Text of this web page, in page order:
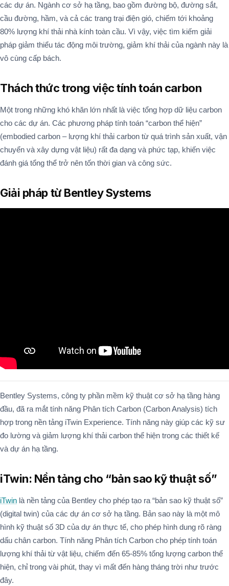
các dự án. Ngành cơ sở hạ tầng, bao gồm đường bộ, đường sắt,
cầu đường, hầm, và cả các trang trại điện gió, chiếm tới khoảng
80% lượng khí thải nhà kính toàn cầu. Vì vậy, việc tìm kiếm giải
pháp giảm thiểu tác động môi trường, giảm khí thải của ngành này là
vô cùng cấp bách.
Thách thức trong việc tính toán carbon
Một trong những khó khăn lớn nhất là việc tổng hợp dữ liệu carbon
cho các dự án. Các phương pháp tính toán “carbon thể hiện”
(embodied carbon – lượng khí thải carbon từ quá trình sản xuất, vận
chuyển và xây dựng vật liệu) rất đa dạng và phức tạp, khiến việc
đánh giá tổng thể trở nên tốn thời gian và công sức.
Giải pháp từ Bentley Systems
Bentley Systems, công ty phần mềm kỹ thuật cơ sở hạ tầng hàng
đầu, đã ra mắt tính năng Phân tích Carbon (Carbon Analysis) tích
hợp trong nền tảng iTwin Experience. Tính năng này giúp các kỹ sư
đo lường và giảm lượng khí thải carbon thể hiện trong các thiết kế
và dự án hạ tầng.
iTwin: Nền tảng cho “bản sao kỹ thuật số”
iTwin là nền tảng của Bentley cho phép tạo ra “bản sao kỹ thuật số”
(digital twin) của các dự án cơ sở hạ tầng. Bản sao này là một mô
hình kỹ thuật số 3D của dự án thực tế, cho phép hình dung rõ ràng
dấu chân carbon. Tính năng Phân tích Carbon cho phép tính toán
lượng khí thải từ vật liệu, chiếm đến 65-85% tổng lượng carbon thể
hiện, chỉ trong vài phút, thay vì mất đến hàng tháng trời như trước
đây.